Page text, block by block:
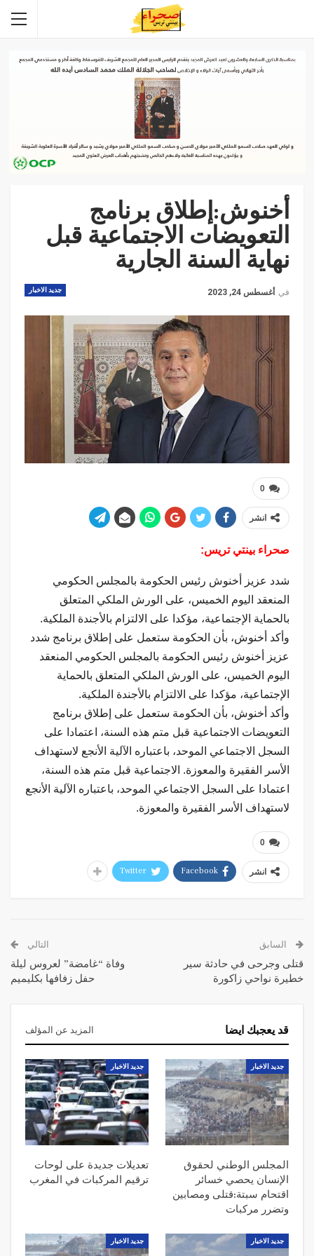
أخنوش:إطلاق برنامج
التعويضات الاجتماعية قبل
نهاية السنة الجارية
جديد الاخبار في أغسطس 24, 2023
0
انشر
صحراء بينتي تريس:
شدد عزيز أخنوش رئيس الحكومة بالمجلس الحكومي
المنعقد اليوم الخميس، على الورش الملكي المتعلق
بالحماية الإجتماعية، مؤكدا على الالتزام بالأجندة الملكية.
وأكد أخنوش، بأن الحكومة ستعمل على إطلاق برنامج ‏شدد
عزيز أخنوش رئيس الحكومة بالمجلس الحكومي المنعقد
اليوم الخميس، على الورش الملكي المتعلق بالحماية
الإجتماعية، مؤكدا على الالتزام بالأجندة الملكية.
وأكد أخنوش، بأن الحكومة ستعمل على إطلاق برنامج
‏التعويضات الاجتماعية قبل متم هذه السنة، اعتمادا على
السجل ‏الاجتماعي الموحد، باعتباره الآلية الأنجع لاستهداف
الأسر الفقيرة والمعوزة. الاجتماعية قبل متم هذه السنة،
اعتمادا على السجل ‏الاجتماعي الموحد، باعتباره الآلية الأنجع
لاستهداف الأسر الفقيرة والمعوزة.
0
انشر Facebook
Twitter
السابق
قتلى وجرحى في حادثة سير
خطيرة نواحي زاكورة
التالي
وفاة “غامضة” لعروس ليلة
حفل زفافها بكليميم
قد يعجبك ايضا المزيد عن المؤلف
جديد الاخبار
المجلس الوطني لحقوق
الإنسان يحصي خسائر
اقتحام سبتة:قتلى ومصابين
وتضرر مركبات
جديد الاخبار
تعديلات جديدة على لوحات
ترقيم المركبات في المغرب
جديد الاخبار جديد الاخبار